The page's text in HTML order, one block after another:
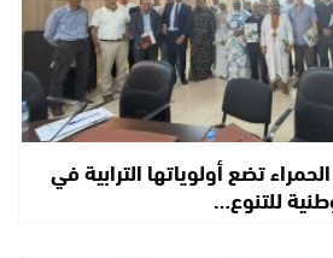
تضع أولوياتها الترابية في
للتنوع…